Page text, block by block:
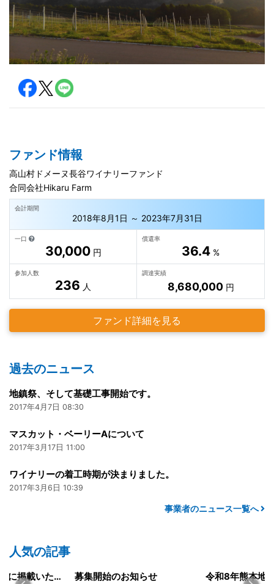
ファンド情報
高山村ドメーヌ長谷ワイナリーファンド
合同会社Hikaru Farm
会計期間
2018年8月1日 ～ 2023年7月31日
一口
30,000円
償還率
36.4 %
参加人数
236 人
調達実績
8,680,000円
ファンド詳細を見る
過去のニュース
地鎮祭、そして基礎工事開始です。
2017年4月7日 08:30
マスカット・ベーリーAについて
2017年3月17日 11:00
ワイナリーの着工時期が決まりました。
2017年3月6日 10:39
事業者のニュース一覧へ
人気の記事
知らせ